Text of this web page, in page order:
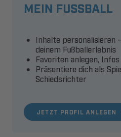
MEIN FUSSBALL
JETZT PROFIL ANLEGEN
Inhalte personalisieren
deinem Fußballerlebnis
Favoriten anlegen,
Präsentiere dich als
Schiedsrichter